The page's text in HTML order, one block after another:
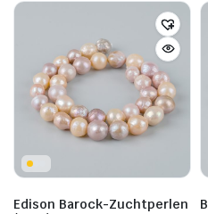
Edison Barock-Zuchtperlen